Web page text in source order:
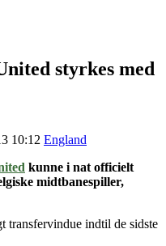
styrkes med
10:12 England
kunne i nat officielt
midtbanespiller,
transfervindue indtil de sidste